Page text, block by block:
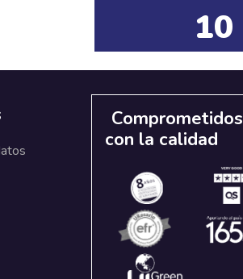
10
Comprometidos
con la calidad